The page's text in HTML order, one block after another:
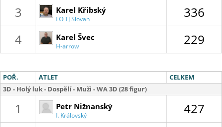
3
Karel Křibský
LO TJ Slovan
Havířov
336
4
Karel Švec
H-arrow
Pelhřimov
229
POŘ. ATLET
CELKEM
3D - Holý luk - Dospělí - Muži - WA 3D (28 figur)
1 Petr Nižnanský
I. Královský
lukostřelecký klub
427